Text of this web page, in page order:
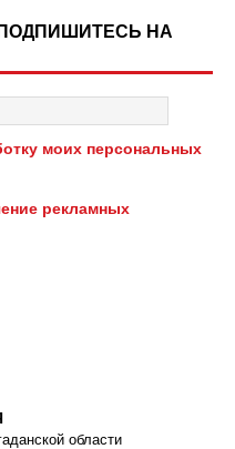
НА
моих персональных
рекламных
области